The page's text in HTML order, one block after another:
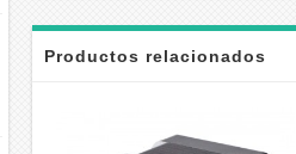
Productos relacionados